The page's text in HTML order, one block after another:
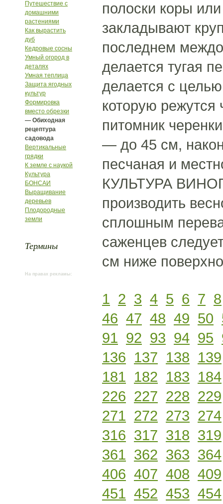
Путешествие с
домашними
растениями
Как вырастить
дуб
Кедровые сосны
Умный огород в
деталях
Умная теплица
Защита ягодных
культур
Формировка
вместо обрезки
— Обиходная
рецептура
садовода
Вертикальные
грядки
К земле с наукой
Культура
БОНСАИ
Выращивание
деревьев
Плодородные
земли
Термины
На правах рекламы:
полоски коры
закладывают
последнем
делается тугая
делается с
которую режутся
питомник
— до 45 см,
песчаная и
КУЛЬТУРА
производить
сплошным
саженцев
см ниже
1 2 3 4 5 6 7 8
46 47 48 49 50
91 92 93 94 95
136 137 138 139
181 182 183 184
226 227 228 229
271 272 273 274
316 317 318 319
361 362 363 364
406 407 408 409
451 452 453 454